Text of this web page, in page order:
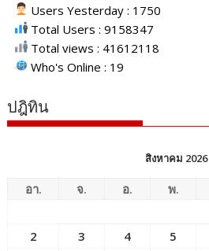
Users Yesterday : 1750
Total Users : 9158347
Total views : 41612118
Who's Online : 19
ปฎิทิน
สิงหาคม 2026
อา. จ. อ. พ.
2
3 4 5